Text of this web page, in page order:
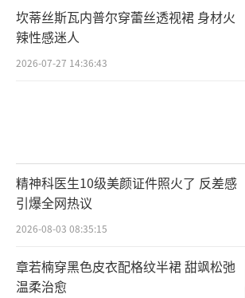
限公司、华谊兄弟电影有限公
像（北京）影业有限公司、北京
传播有限公司、上海淘票票影
（责任编辑：李劲 CK005）
坎蒂丝斯瓦内普尔穿蕾丝透视裙 身材火
辣性感迷人
2026-07-27 14:36:43
精神科医生10级美颜证件照火了 反差感
引爆全网热议
2026-08-03 08:35:15
章若楠穿黑色皮衣配格纹半裙 甜飒松弛
温柔治愈